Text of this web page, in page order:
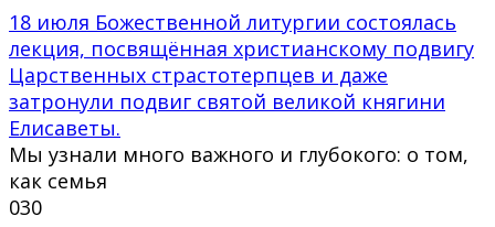
18 июля Божественной литургии состоялась
лекция, посвящённая христианскому подвигу
Царственных страстотерпцев и даже
затронули подвиг святой великой княгини
Елисаветы.
Мы узнали много важного и глубокого: о том,
как семья
030